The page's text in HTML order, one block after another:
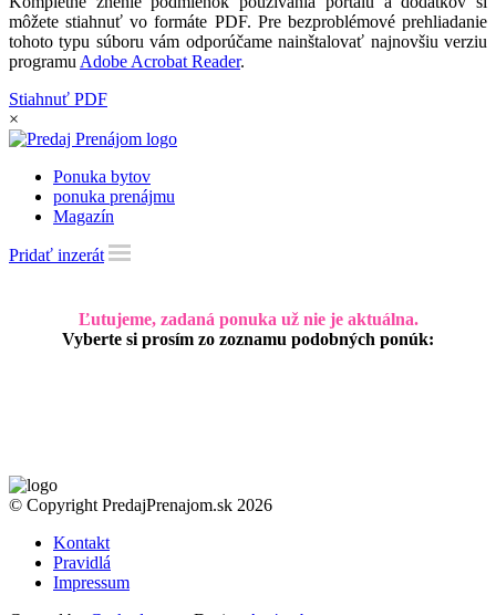
môžete stiahnuť vo formáte PDF. Pre bezproblémové prehliadanie
tohoto typu súboru vám odporúčame nainštalovať najnovšiu verziu
programu Adobe Acrobat Reader.
Stiahnuť PDF
×
Ponuka bytov
ponuka prenájmu
Magazín
Pridať inzerát
Ľutujeme, zadaná ponuka už nie je aktuálna.
Vyberte si prosím zo zoznamu podobných ponúk:
© Copyright PredajPrenajom.sk 2026
Kontakt
Pravidlá
Impressum